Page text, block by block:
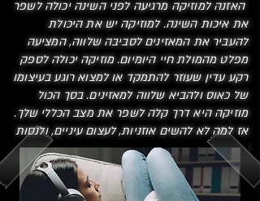
האזנה למוזיקה מרגיעה לפני השינה יכולה לשפר
את איכות השינה. למוזיקה יש את היכולת
להעביר את המאזינים לסביבה שלווה, המציעה
מפלט מהמולת חיי היומיום. מוזיקה יכולה לספק
רקע עדין שעוזר להתמקד או למצוא רוגע בעיצומו
של כאוס ולהביא שלווה למאזינים. בסך הכול
מוזיקה היא דרך קלה לשפר את מצב הכללי שלך.
אז למה לא להשים אוזניות, לעצום עיניים, ולנסות
את זה?1